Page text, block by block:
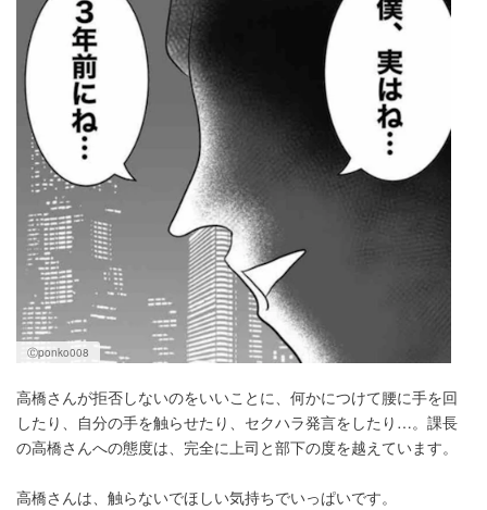
Ⓒponko008
高橋さんが拒否しないのをいいことに、何かにつけて腰に手を回
したり、自分の手を触らせたり、セクハラ発言をしたり…。課長
の高橋さんへの態度は、完全に上司と部下の度を越えています。
高橋さんは、触らないでほしい気持ちでいっぱいです。